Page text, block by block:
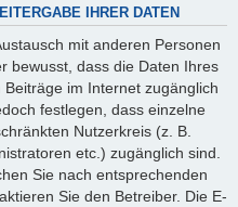
IHRER DATEN
mit anderen Personen
bewusst, dass die Daten Ihres
im Internet zugänglich
festlegen, dass einzelne
Nutzerkreis (z. B.
etc.) zugänglich sind.
Sie nach entsprechenden
Sie den Betreiber. Die E-